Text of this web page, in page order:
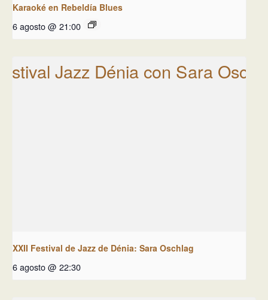
Karaoké en Rebeldía Blues
6 agosto @ 21:00
XXII Festival de Jazz de Dénia: Sara Oschlag
6 agosto @ 22:30